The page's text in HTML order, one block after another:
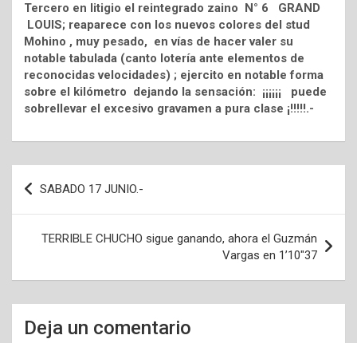
Tercero en litigio el reintegrado zaino N° 6 GRAND
LOUIS; reaparece con los nuevos colores del stud
Mohino , muy pesado, en vías de hacer valer su
notable tabulada (canto lotería ante elementos de
reconocidas velocidades) ; ejercito en notable forma
sobre el kilómetro dejando la sensación: ¡¡¡¡¡¡ puede
sobrellevar el excesivo gravamen a pura clase ¡!!!!!.-
Navegación
de
entradas
SABADO 17 JUNIO.-
TERRIBLE CHUCHO sigue ganando, ahora el Guzmán
Vargas en 1’10″37
Deja un comentario